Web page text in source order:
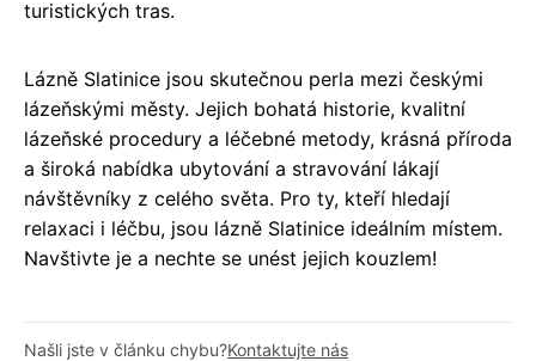
turistických tras.
Lázně Slatinice jsou skutečnou perla mezi českými
lázeňskými městy. Jejich bohatá historie, kvalitní
lázeňské procedury a léčebné metody, krásná příroda
a široká nabídka ubytování a stravování lákají
návštěvníky z celého světa. Pro ty, kteří hledají
relaxaci i léčbu, jsou lázně Slatinice ideálním místem.
Navštivte je a nechte se unést jejich kouzlem!
Našli jste v článku chybu?Kontaktujte nás